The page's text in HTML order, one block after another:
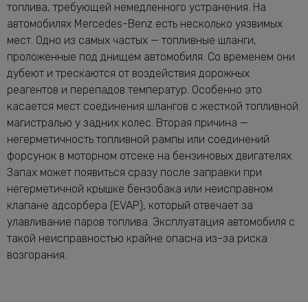
топлива, требующей немедленного устранения. На
автомобилях Mercedes-Benz есть несколько уязвимых
мест. Одно из самых частых — топливные шланги,
проложенные под днищем автомобиля. Со временем они
дубеют и трескаются от воздействия дорожных
реагентов и перепадов температур. Особенно это
касается мест соединения шлангов с жесткой топливной
магистралью у задних колес. Вторая причина —
негерметичность топливной рампы или соединений
форсунок в моторном отсеке на бензиновых двигателях.
Запах может появиться сразу после заправки при
негерметичной крышке бензобака или неисправном
клапане адсорбера (EVAP), который отвечает за
улавливание паров топлива. Эксплуатация автомобиля с
такой неисправностью крайне опасна из-за риска
возгорания.